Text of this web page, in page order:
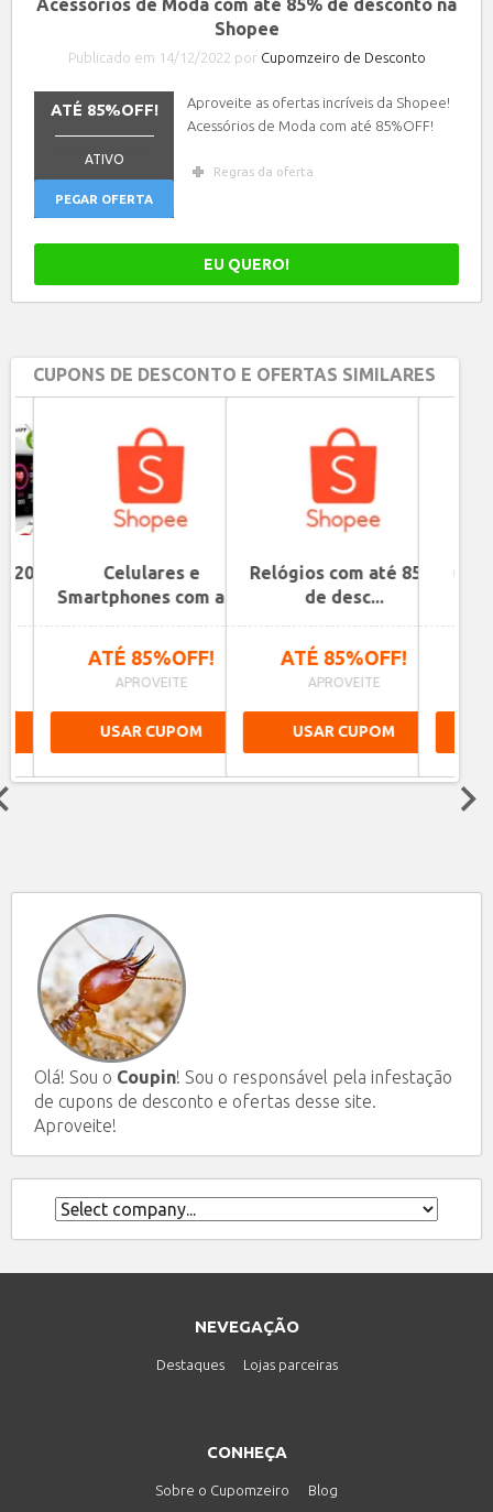
Acessórios de Moda com até 85% de desconto na
Shopee
Publicado em 14/12/2022 por Cupomzeiro de Desconto
ATÉ 85%OFF!
ATIVO
PEGAR OFERTA
Aproveite as ofertas incríveis da Shopee!
Acessórios de Moda com até 85%OFF!
Regras da oferta
EU QUERO!
CUPONS DE DESCONTO E OFERTAS SIMILARES
na
Celulares e
Smartphones com at...
ATÉ 85%OFF!
APROVEITE
USAR CUPOM
Relógios com até 85%
de desc...
ATÉ 85%OFF!
APROVEITE
USAR CUPOM
Olá! Sou o Coupin! Sou o responsável pela infestação
de cupons de desconto e ofertas desse site.
Aproveite!
NEVEGAÇÃO
Destaques Lojas parceiras
CONHEÇA
Sobre o Cupomzeiro Blog